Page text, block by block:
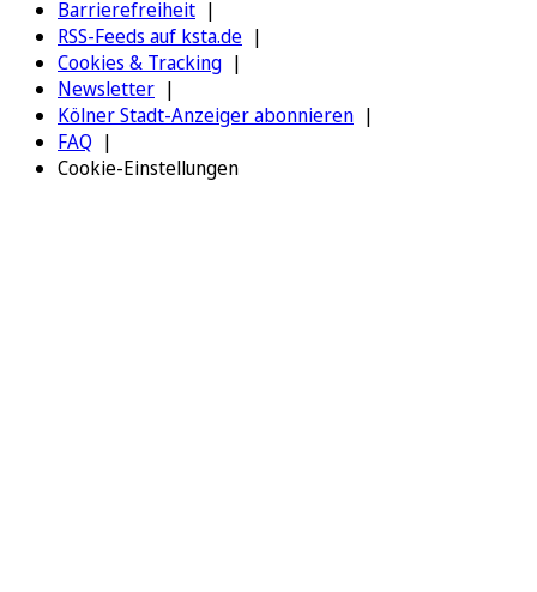
Barrierefreiheit
RSS-Feeds auf ksta.de
Cookies & Tracking
Newsletter
Kölner Stadt-Anzeiger abonnieren
FAQ
Cookie-Einstellungen